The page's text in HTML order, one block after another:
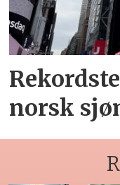
norsk